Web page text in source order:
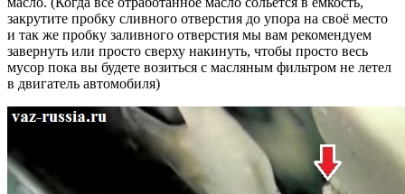
закрутите пробку сливного отверстия до упора на своё место
и так же пробку заливного отверстия мы вам рекомендуем
завернуть или просто сверху накинуть, чтобы просто весь
мусор пока вы будете возиться с масляным фильтром не летел
в двигатель автомобиля)